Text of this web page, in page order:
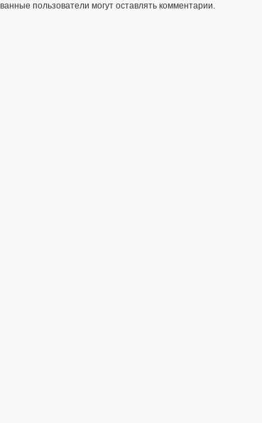
пользователи могут оставлять комментарии.